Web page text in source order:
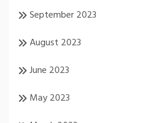
September 2023
August 2023
June 2023
May 2023